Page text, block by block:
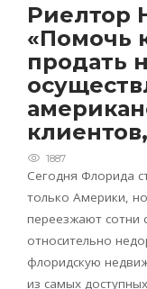
Риелтор
«Помочь
продать
1887
Сегодня Флорида
только Америки,
переезжают сотни
относительно
флоридскую
из самых